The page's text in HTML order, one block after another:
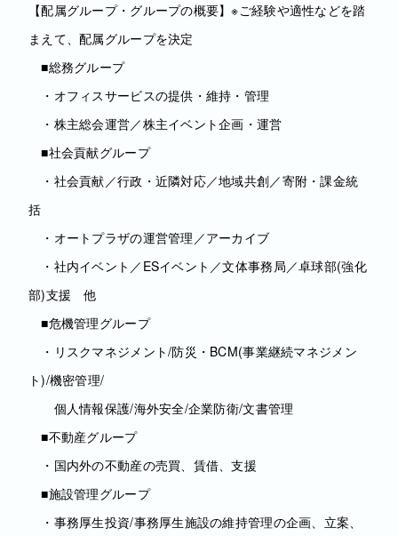
【配属グループ・グループの概要】※ご経験や適性などを踏
まえて、配属グループを決定
■総務グループ
・オフィスサービスの提供・維持・管理
・株主総会運営／株主イベント企画・運営
■社会貢献グループ
・社会貢献／行政・近隣対応／地域共創／寄附・課金統
括
・オートプラザの運営管理／アーカイブ
・社内イベント／ESイベント／文体事務局／卓球部(強化
部)支援 他
■危機管理グループ
・リスクマネジメント/防災・BCM(事業継続マネジメン
ト)/機密管理/
個人情報保護/海外安全/企業防衛/文書管理
■不動産グループ
・国内外の不動産の売買、賃借、支援
■施設管理グループ
・事務厚生投資/事務厚生施設の維持管理の企画、立案、